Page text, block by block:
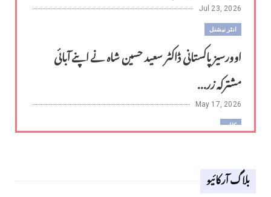
Jul 23, 2026
انٹر نیشنل
اوورسیز پاکستانی ڈاکٹر سعید حسین شاہ نے اپنے آبائی
مشترکہ زر...
May 17, 2026
کالم
Apr 18, 2026
بلاگ آرکائیو